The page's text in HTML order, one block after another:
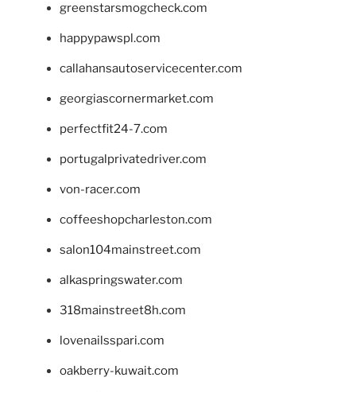
greenstarsmogcheck.com
happypawspl.com
callahansautoservicecenter.com
georgiascornermarket.com
perfectfit24-7.com
portugalprivatedriver.com
von-racer.com
coffeeshopcharleston.com
salon104mainstreet.com
alkaspringswater.com
318mainstreet8h.com
lovenailsspari.com
oakberry-kuwait.com